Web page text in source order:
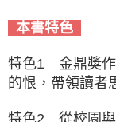
本書特色
特色1 金鼎奬作
的恨，帶領讀者
特色2 從校園與